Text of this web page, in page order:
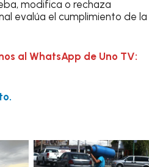
modifica o rechaza
evalúa el cumplimiento de la
al WhatsApp de Uno TV: